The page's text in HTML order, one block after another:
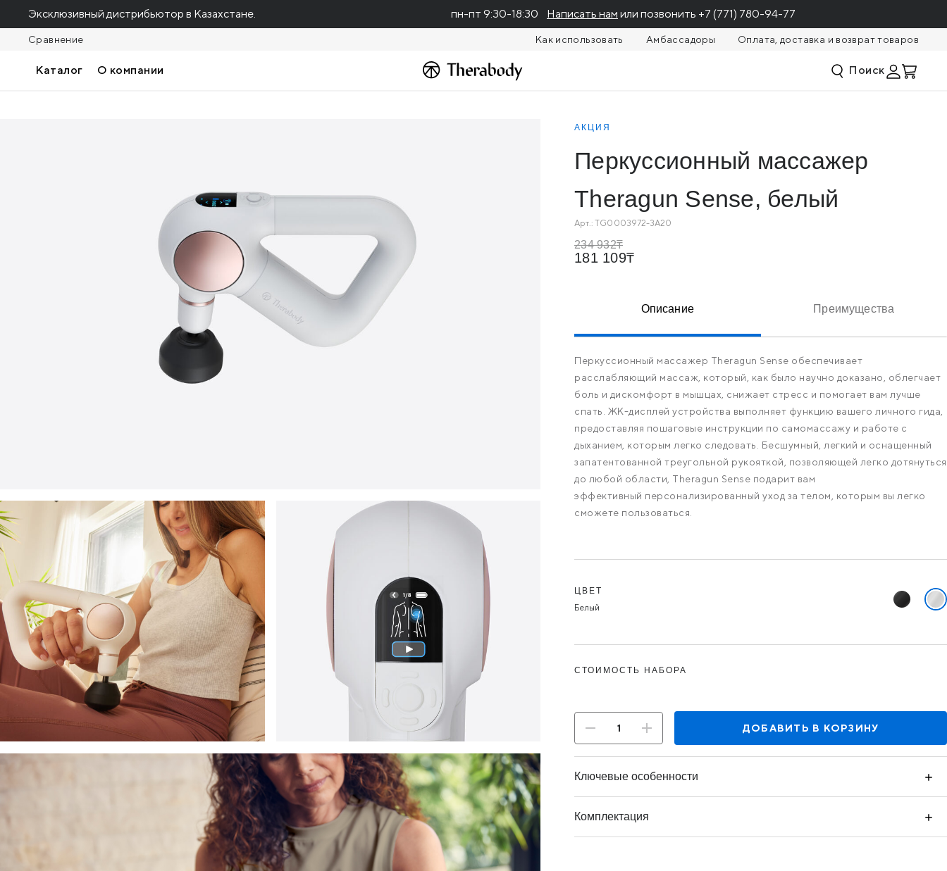
Эксклюзивный дистрибьютор в Казахстане. пн-пт 9:30-18:30 Написать нам или позвонить +7 (771) 780-94-77
Сравнение Как использовать Амбассадоры Оплата, доставка и возврат товаров
Каталог О компании Поиск
АКЦИЯ
Перкуссионный массажер
Theragun Sense, белый
Арт.:TG0003972-3A20
234 932
181 109
Описание Преимущества
Перкуссионный массажер Theragun Sense обеспечивает
расслабляющий массаж, который, как было научно доказано, облегчает
боль и дискомфорт в мышцах, снижает стресс и помогает вам лучше
спать. ЖК-дисплей устройства выполняет функцию вашего личного гида,
предоставляя пошаговые инструкции по самомассажу и работе с
дыханием, которым легко следовать. Бесшумный, легкий и оснащенный
запатентованной треугольной рукояткой, позволяющей легко дотянуться
до любой области, Theragun Sense подарит вам
эффективный персонализированный уход за телом, которым вы легко
сможете пользоваться.
Варианты
ЦВЕТ
Белый
Выбрать
СТОИМОСТЬ НАБОРА
ДОБАВИТЬ В КОРЗИНУ
Ключевые особенности
Комплектация